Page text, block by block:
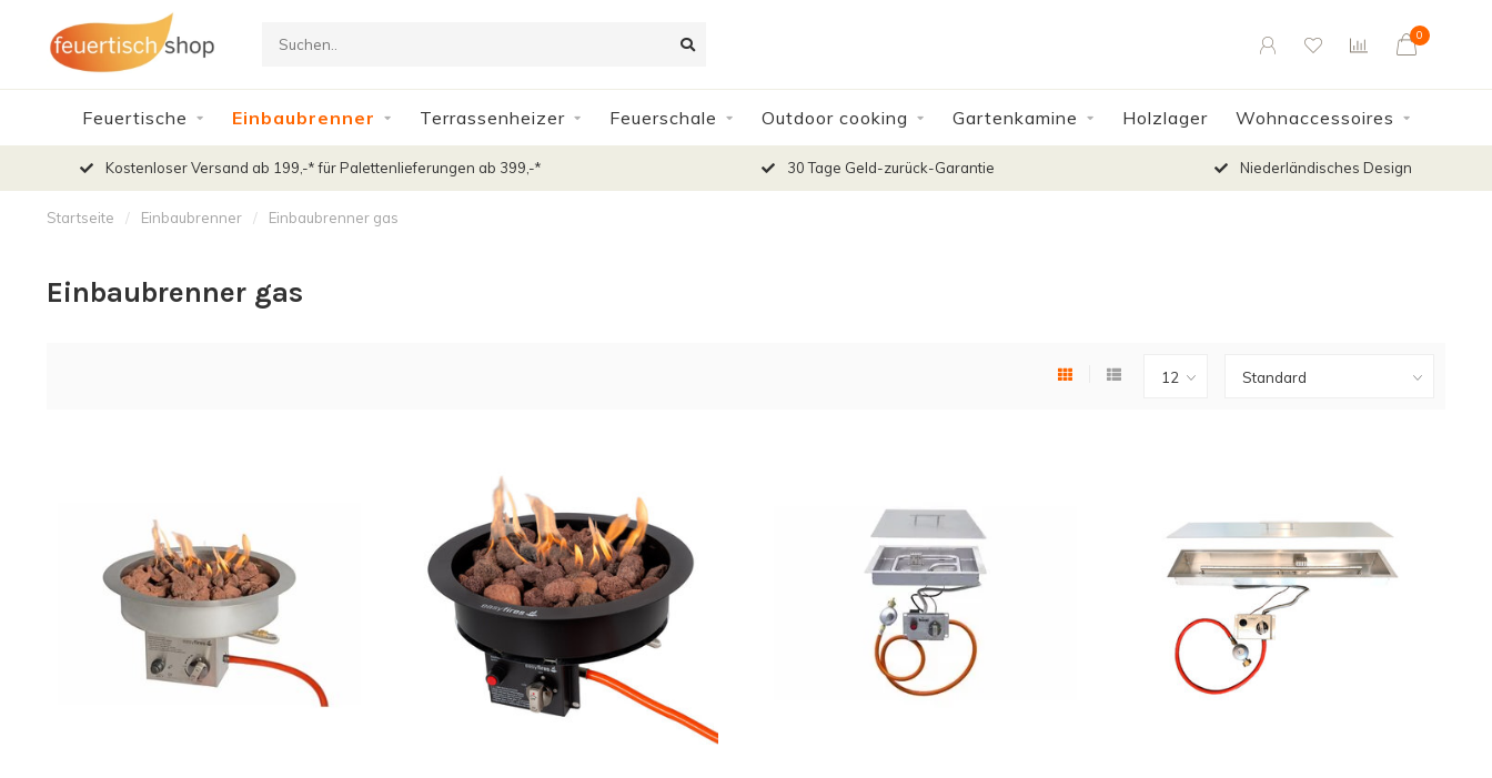
0
Feuertische Einbaubrenner Terrassenheizer Feuerschale Outdoor cooking Gartenkamine Holzlager Wohnaccessoires
Kostenloser Versand ab 199,-* für Palettenlieferungen ab 399,-* 30 Tage Geld-zurück-Garantie Niederländisches Design
Startseite / Einbaubrenner / Einbaubrenner gas
Einbaubrenner gas